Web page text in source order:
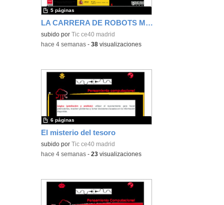
LA CARRERA DE ROBOTS MATEMÁTICOS
subido por Tic ce40 madrid
5 páginas
-hace 4 semanas -38 visualizaciones
El misterio del tesoro
subido por Tic ce40 madrid
6 páginas
-hace 4 semanas -23 visualizaciones